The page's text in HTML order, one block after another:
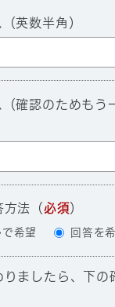
英数半角）
確認のためもう
方法 （必須）
希望 回答を
りましたら、下の